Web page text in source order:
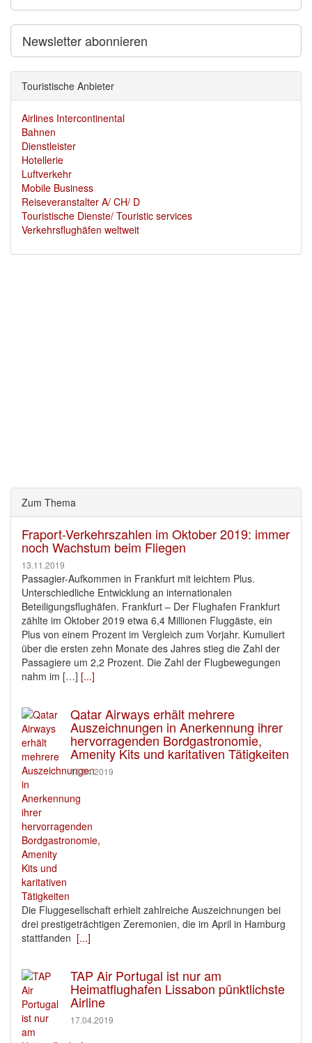
Newsletter abonnieren
Touristische Anbieter
Airlines Intercontinental
Bahnen
Dienstleister
Hotellerie
Luftverkehr
Mobile Business
Reiseveranstalter A/ CH/ D
Touristische Dienste/ Touristic services
Verkehrsflughäfen weltweit
Zum Thema
Fraport-Verkehrszahlen im Oktober 2019: immer
noch Wachstum beim Fliegen
13.11.2019
Passagier-Aufkommen in Frankfurt mit leichtem Plus.
Unterschiedliche Entwicklung an internationalen
Beteiligungsflughäfen. Frankfurt – Der Flughafen Frankfurt
zählte im Oktober 2019 etwa 6,4 Millionen Fluggäste, ein
Plus von einem Prozent im Vergleich zum Vorjahr. Kumuliert
über die ersten zehn Monate des Jahres stieg die Zahl der
Passagiere um 2,2 Prozent. Die Zahl der Flugbewegungen
nahm im […] [...]
Qatar Airways erhält mehrere
Auszeichnungen in Anerkennung ihrer
hervorragenden Bordgastronomie,
Amenity Kits und karitativen Tätigkeiten
18.04.2019
Die Fluggesellschaft erhielt zahlreiche Auszeichnungen bei
drei prestigeträchtigen Zeremonien, die im April in Hamburg
stattfanden [...]
TAP Air Portugal ist nur am
Heimatflughafen Lissabon pünktlichste
Airline
17.04.2019